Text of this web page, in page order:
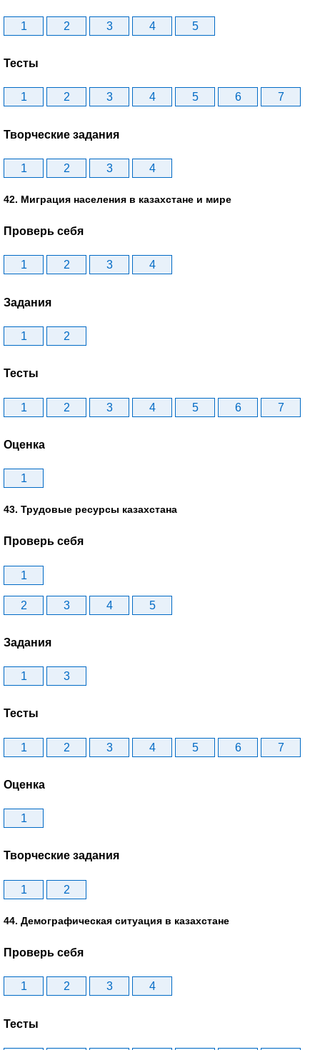
1 2 3 4 5
Тесты
1 2 3 4 5 6 7
Творческие задания
1 2 3 4
42. Миграция населения в казахстане и мире
Проверь себя
1 2 3 4
Задания
1 2
Тесты
1 2 3 4 5 6 7
Оценка
1
43. Трудовые ресурсы казахстана
Проверь себя
1
2 3 4 5
Задания
1 3
Тесты
1 2 3 4 5 6 7
Оценка
1
Творческие задания
1 2
44. Демографическая ситуация в казахстане
Проверь себя
1 2 3 4
Тесты